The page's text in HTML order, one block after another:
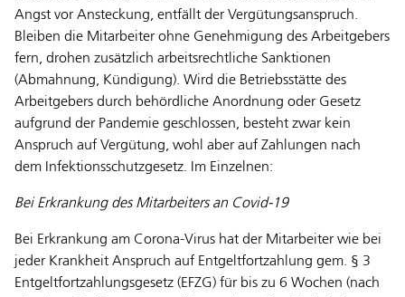
Angst vor Ansteckung, entfällt der Vergütungsanspruch.
Bleiben die Mitarbeiter ohne Genehmigung des Arbeitgebers
fern, drohen zusätzlich arbeitsrechtliche Sanktionen
(Abmahnung, Kündigung). Wird die Betriebsstätte des
Arbeitgebers durch behördliche Anordnung oder Gesetz
aufgrund der Pandemie geschlossen, besteht zwar kein
Anspruch auf Vergütung, wohl aber auf Zahlungen nach
dem Infektionsschutzgesetz. Im Einzelnen:
Bei Erkrankung des Mitarbeiters an Covid-19
Bei Erkrankung am Corona-Virus hat der Mitarbeiter wie bei
jeder Krankheit Anspruch auf Entgeltfortzahlung gem. § 3
Entgeltfortzahlungsgesetz (EFZG) für bis zu 6 Wochen (nach